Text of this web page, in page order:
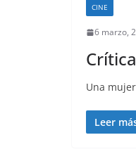
CINE
6 marzo,
Una
Leer